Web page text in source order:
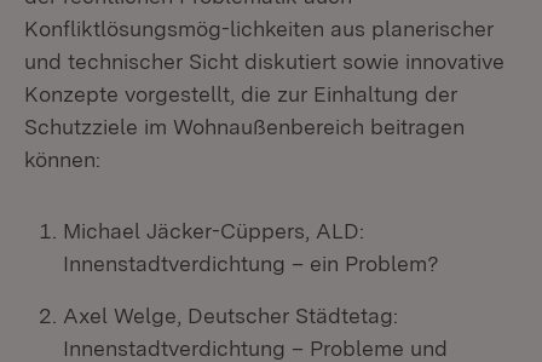
Konfliktlösungsmög-lichkeiten aus planerischer
und technischer Sicht diskutiert sowie innovative
Konzepte vorgestellt, die zur Einhaltung der
Schutzziele im Wohnaußenbereich beitragen
können:
Michael Jäcker-Cüppers, ALD:
Innenstadtverdichtung – ein Problem?
Axel Welge, Deutscher Städtetag:
Innenstadtverdichtung – Probleme und